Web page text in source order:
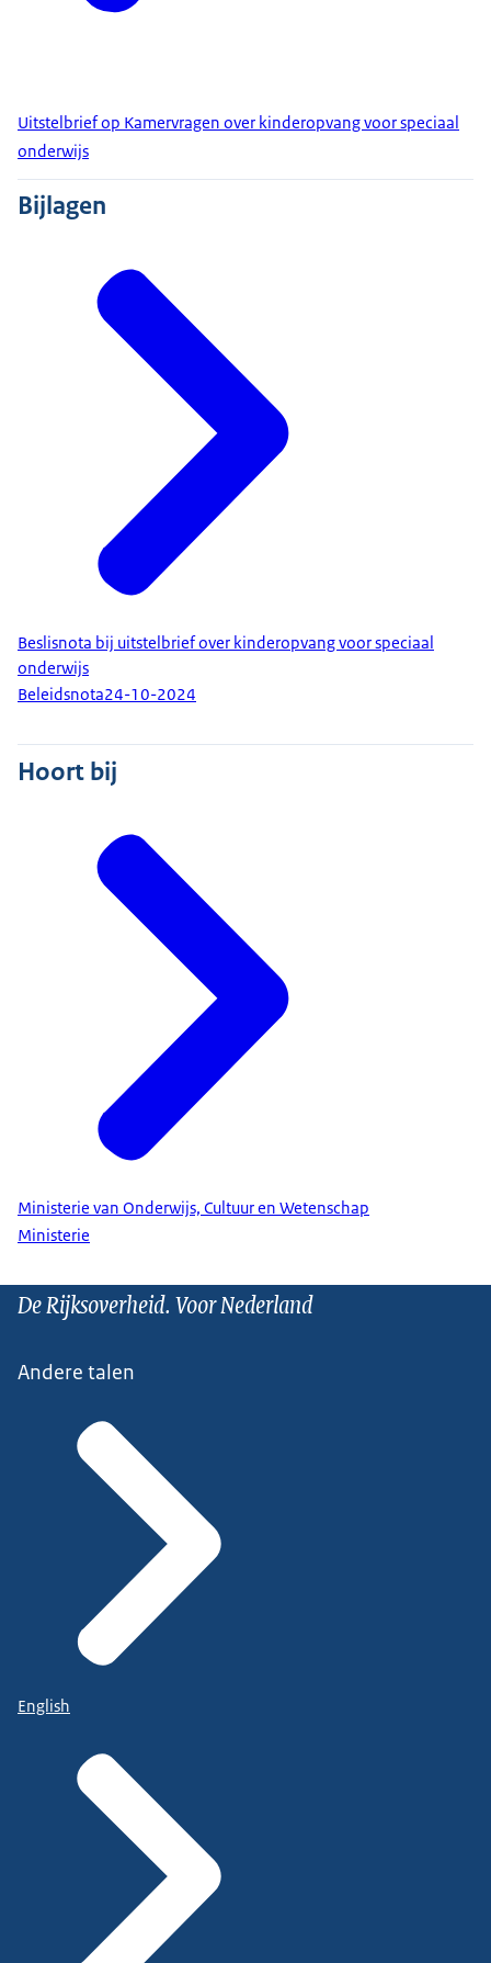
Uitstelbrief op Kamervragen over kinderopvang voor speciaal
onderwijs
Bijlagen
Beslisnota bij uitstelbrief over kinderopvang voor speciaal
onderwijs
Beleidsnota24-10-2024
Hoort bij
Ministerie van Onderwijs, Cultuur en Wetenschap
Ministerie
De Rijksoverheid. Voor Nederland
Andere talen
English